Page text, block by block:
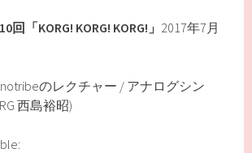
「KORG! KORG! KORG!」 2017年7月
のレクチャー / アナログシン
西島裕昭)